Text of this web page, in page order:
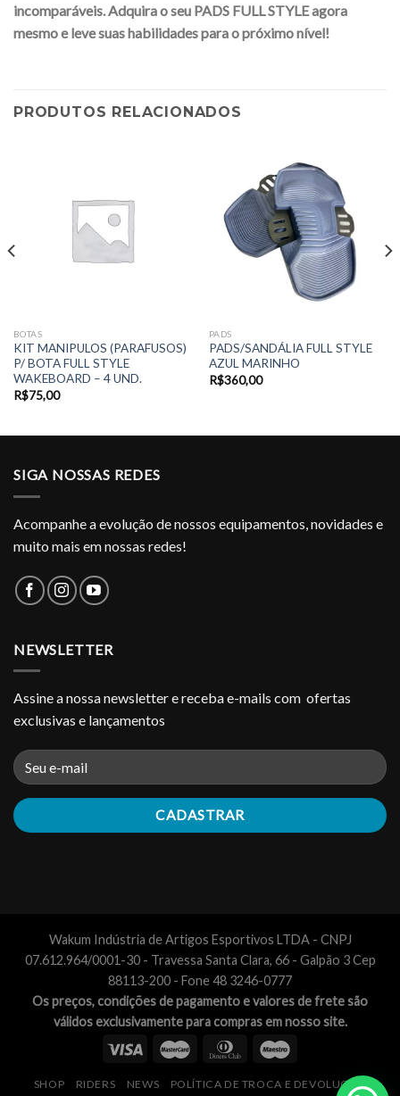
incomparáveis. Adquira o seu PADS FULL STYLE agora
mesmo e leve suas habilidades para o próximo nível!
PRODUTOS RELACIONADOS
BOTAS
KIT MANIPULOS (PARAFUSOS)
P/ BOTA FULL STYLE
WAKEBOARD – 4 UND.
R$75,00
PADS
PADS/SANDÁLIA FULL STYLE
AZUL MARINHO
R$360,00
SIGA NOSSAS REDES
Acompanhe a evolução de nossos equipamentos, novidades e
muito mais em nossas redes!
NEWSLETTER
Assine a nossa newsletter e receba e-mails com ofertas
exclusivas e lançamentos
Wakum Indústria de Artigos Esportivos LTDA - CNPJ
07.612.964/0001-30 - Travessa Santa Clara, 66 - Galpão 3 Cep
88113-200 - Fone 48 3246-0777
Os preços, condições de pagamento e valores de frete são
válidos exclusivamente para compras em nosso site.
SHOP RIDERS NEWS POLÍTICA DE TROCA E DEVOLUÇÃO